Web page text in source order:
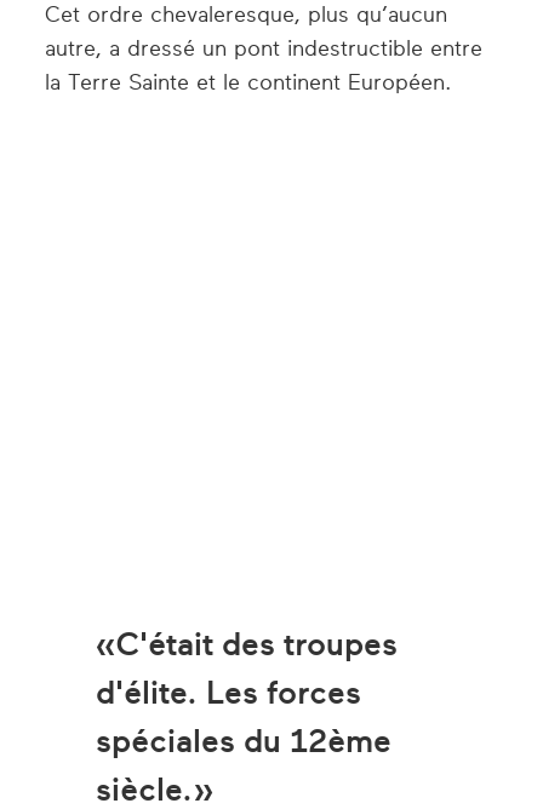
Cet ordre chevaleresque, plus qu’aucun
autre, a dressé un pont indestructible entre
la Terre Sainte et le continent Européen.
C'était des troupes
d'élite. Les forces
spéciales du 12ème
siècle.